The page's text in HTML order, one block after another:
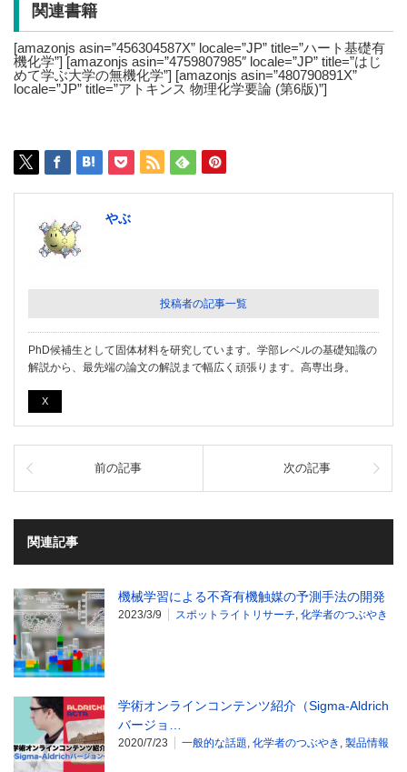
関連書籍
[amazonjs asin=”456304587X” locale=”JP” title=”ハート基礎有
機化学”] [amazonjs asin=”4759807985″ locale=”JP” title=”はじ
めて学ぶ大学の無機化学”] [amazonjs asin=”480790891X”
locale=”JP” title=”アトキンス 物理化学要論 (第6版)”]
やぶ
投稿者の記事一覧
PhD候補生として固体材料を研究しています。学部レベルの基礎知識の
解説から、最先端の論文の解説まで幅広く頑張ります。高専出身。
X
前の記事 次の記事
関連記事
機械学習による不⻫有機触媒の予測⼿法の開発
2023/3/9 スポットライトリサーチ 化学者のつぶやき
学術オンラインコンテンツ紹介（Sigma-Aldrich
バージョ…
2020/7/23 一般的な話題 化学者のつぶやき 製品情報